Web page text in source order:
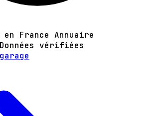
en France Annuaire
vérifiées